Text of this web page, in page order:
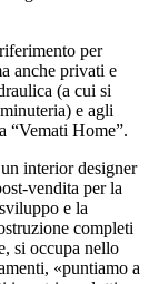
per
anche privati e
(a cui si
e agli
“Vemati Home”.
interior designer
vendita per la
e la
completi
si occupa nello
«puntiamo a